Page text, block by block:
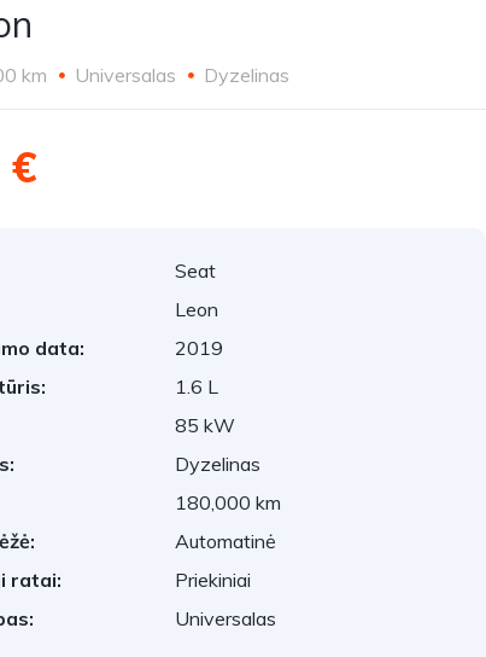
km Universalas Dyzelinas
€
Seat
Leon
data:
2019
1.6 L
85 kW
Dyzelinas
180,000 km
Automatinė
ratai:
Priekiniai
Universalas